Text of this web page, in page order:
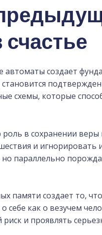
создает
схемы, которые
в сохранении
и игнорировать
параллельно
памяти создает то,
как о везучем
и проявлять